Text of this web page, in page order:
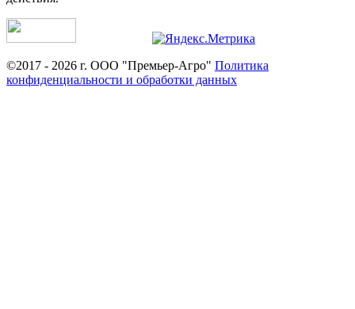
©2017 - 2026 г. ООО "Премьер-Агро" Политика
конфиденциальности и обработки данных